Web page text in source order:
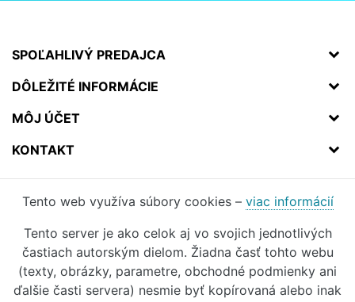
SPOĽAHLIVÝ PREDAJCA
DÔLEŽITÉ INFORMÁCIE
MÔJ ÚČET
KONTAKT
Tento web využíva súbory cookies – viac informácií
Tento server je ako celok aj vo svojich jednotlivých
častiach autorským dielom. Žiadna časť tohto webu
(texty, obrázky, parametre, obchodné podmienky ani
ďalšie časti servera) nesmie byť kopírovaná alebo inak